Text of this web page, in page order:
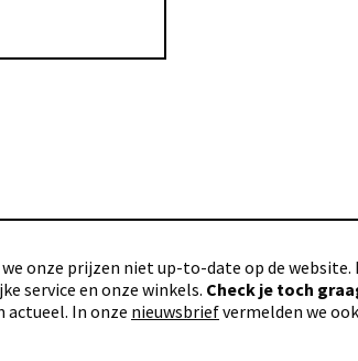
onze prijzen niet up-to-date op de
service en onze winkels. Check je toch
actueel. In onze nieuwsbriefvermelden we